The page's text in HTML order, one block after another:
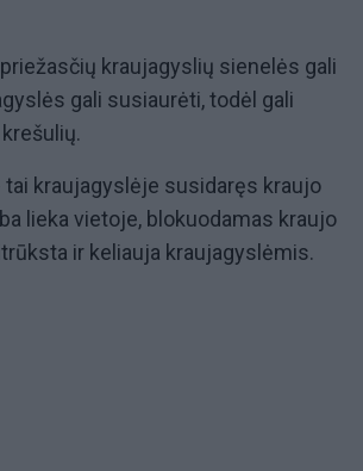
kraujagyslių sienelės gali
gali susiaurėti, todėl gali
tai kraujagyslėje susidaręs kraujo
lieka vietoje, blokuodamas kraujo
ir keliauja kraujagyslėmis.